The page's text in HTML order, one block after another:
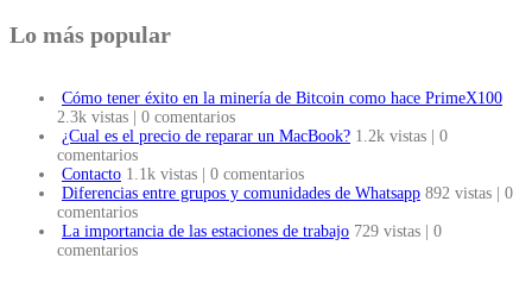
Lo más popular
Cómo tener éxito en la minería de Bitcoin como hace PrimeX100
2.3k vistas | 0 comentarios
¿Cual es el precio de reparar un MacBook? 1.2k vistas | 0
comentarios
Contacto 1.1k vistas | 0 comentarios
Diferencias entre grupos y comunidades de Whatsapp 892 vistas | 0
comentarios
La importancia de las estaciones de trabajo 729 vistas | 0
comentarios